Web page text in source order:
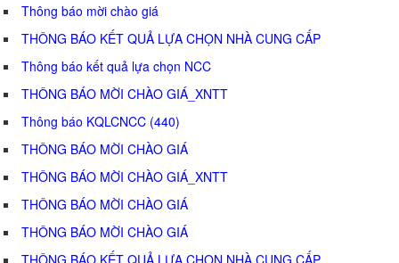
Thông báo mời chào giá
THÔNG BÁO KẾT QUẢ LỰA CHỌN NHÀ CUNG CẤP
Thông báo kết quả lựa chọn NCC
THÔNG BÁO MỜI CHÀO GIÁ_XNTT
Thông báo KQLCNCC (440)
THÔNG BÁO MỜI CHÀO GIÁ
THÔNG BÁO MỜI CHÀO GIÁ_XNTT
THÔNG BÁO MỜI CHÀO GIÁ
THÔNG BÁO MỜI CHÀO GIÁ
THÔNG BÁO KẾT QUẢ LỰA CHỌN NHÀ CUNG CẤP